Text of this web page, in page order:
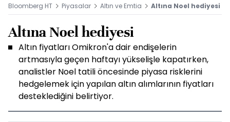
Bloomberg HT Piyasalar Altın ve Emtia Altına Noel hediyesi
Altına Noel hediyesi
Altın fiyatları Omikron'a dair endişelerin
artmasıyla geçen haftayı yükselişle kapatırken,
analistler Noel tatili öncesinde piyasa risklerini
hedgelemek için yapılan altın alımlarının fiyatları
desteklediğini belirtiyor.